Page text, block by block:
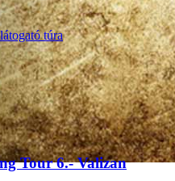
túra
Tour 6.- Valizan